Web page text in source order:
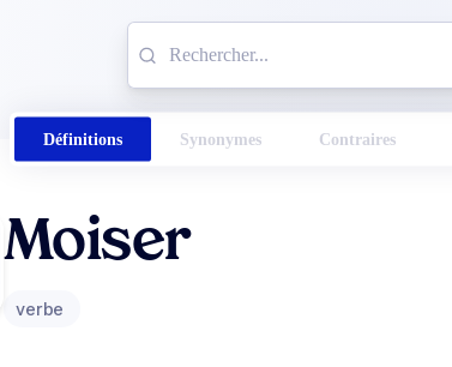
Définitions Synonymes Contraires
Moiser
verbe